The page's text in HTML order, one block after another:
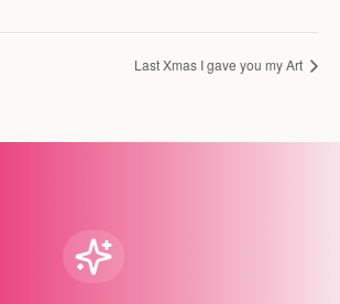
Last Xmas I gave you my Art